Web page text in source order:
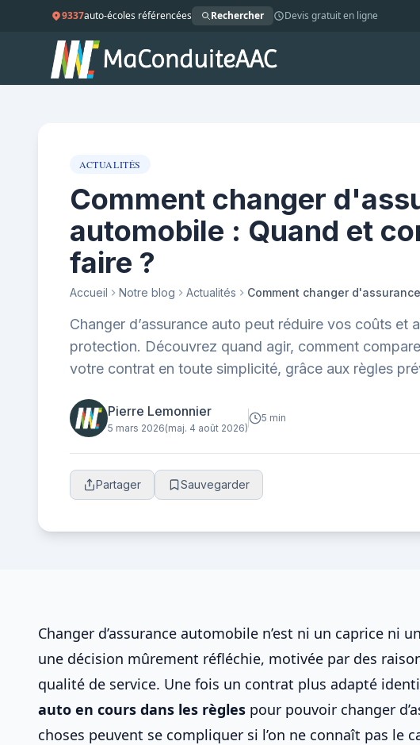
9337auto-écoles référencées Rechercher Devis gratuit en ligne
ACTUALITÉS
Comment changer
automobile : Quand et
faire ?
Accueil Notre blog Actualités
Changer d’assurance auto peut réduire vos coûts et
protection. Découvrez quand agir, comment
votre contrat en toute simplicité, grâce aux règles
Pierre Lemonnier
5 mars 2026(maj. 4 août 2026)
5 min
Partager Sauvegarder
Changer d’assurance automobile n’est ni un caprice ni
une décision mûrement réfléchie, motivée par des
qualité de service. Une fois un contrat plus adapté
auto en cours dans les règles pour pouvoir changer
choses peuvent se compliquer si l’on ne connaît pas le